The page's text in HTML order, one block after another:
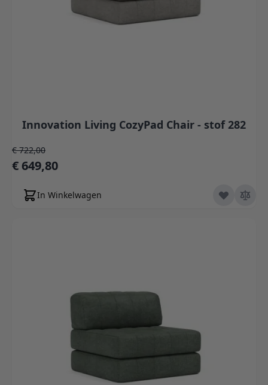
Innovation Living CozyPad Chair - stof 282
Speciale prijs
€ 649,80
Normale prijs
€ 722,00
In Winkelwagen